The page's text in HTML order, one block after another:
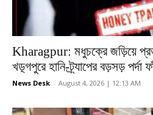
Kharagpur: মধুচক্রে জড়িয়ে
খড়্গপুরে হানি-ট্র্যাপের বড়সড় পর্দা
News Desk - August 4, 2026 | 12:13 AM